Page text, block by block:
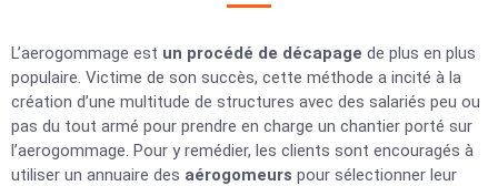
L’aerogommage est un procédé de décapage de plus en plus
populaire. Victime de son succès, cette méthode a incité à la
création d’une multitude de structures avec des salariés peu ou
pas du tout armé pour prendre en charge un chantier porté sur
l’aerogommage. Pour y remédier, les clients sont encouragés à
utiliser un annuaire des aérogomeurs pour sélectionner leur